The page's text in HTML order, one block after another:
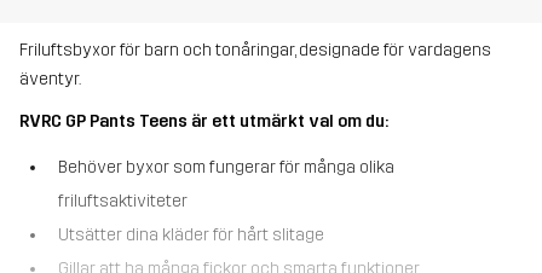
Friluftsbyxor för barn och tonåringar, designade för vardagens
äventyr.
RVRC GP Pants Teens är ett utmärkt val om du:
Behöver byxor som fungerar för många olika
friluftsaktiviteter
Utsätter dina kläder för hårt slitage
Gillar att ha många fickor och smarta funktioner